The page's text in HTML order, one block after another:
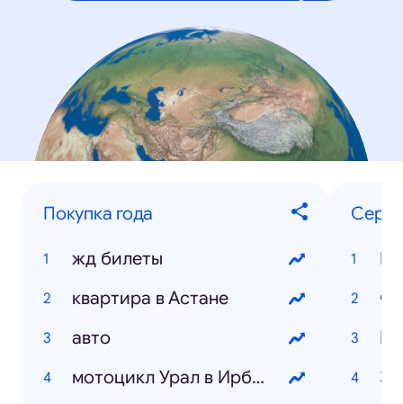
Покупка года
жд билеты
квартира в Астане
авто
мотоцикл Урал в Ирбите